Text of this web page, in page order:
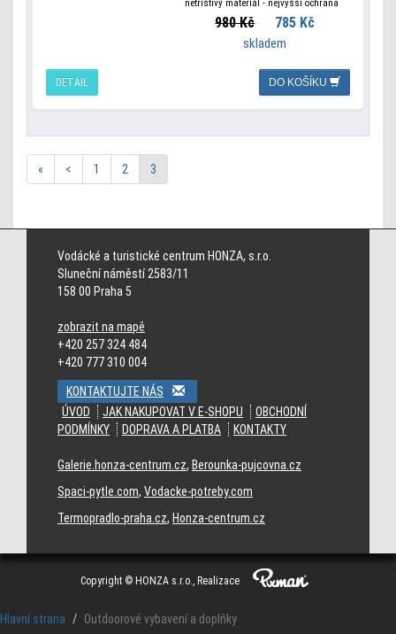
netříštivý materiál - nejvyšší ochrana
zraku ) UV 400 nm. Nastavitelné
nosníky. Cat. 1
980 Kč 785 Kč
skladem
DETAIL DO KOŠÍKU
« < 1 2 3
Denver Broncos jerseys Detroit Lions jerseys Green Bay Packers jerseys
Houston Texans jerseysIndianapolis Colts jerseys
Vodácké a turistické centrum HONZA, s.r.o.
Sluneční náměstí 2583/11
158 00 Praha 5
zobrazit na mapě
+420 257 324 484
+420 777 310 004
KONTAKTUJTE NÁS
ÚVOD
JAK NAKUPOVAT V E-SHOPU
OBCHODNÍ
PODMÍNKY
DOPRAVA A PLATBA KONTAKTY
Galerie.honza-centrum.cz, Berounka-pujcovna.cz
Spaci-pytle.com, Vodacke-potreby.com
Termopradlo-praha.cz, Honza-centrum.cz
Copyright © HONZA s.r.o., Realizace
Hlavní strana Outdoorové vybavení a doplňky